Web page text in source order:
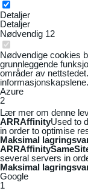
Detaljer
Detaljer
Nødvendig 12
Nødvendige cookies
grunnleggende
områder av
informasjonskapslene.
Azure
2
Lær mer om denne
ARRAffinityUsed to
in order to optimise
Maksimal
several servers in
Maksimal
Google
1